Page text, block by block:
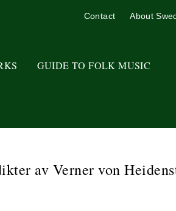
GUIDE TO FOLK MUSIC
Contact About
av Verner von